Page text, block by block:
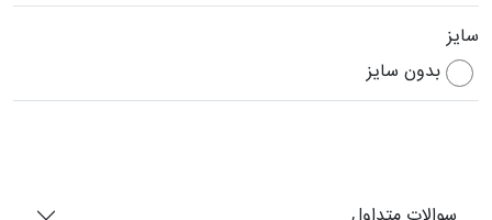
سایز
بدون سایز